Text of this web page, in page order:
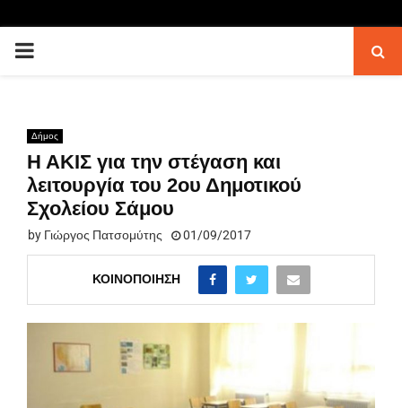
PRIMARY
Δήμος
Η ΑΚΙΣ για την στέγαση και
λειτουργία του 2ου Δημοτικού
Σχολείου Σάμου
by Γιώργος Πατσομύτης 01/09/2017
ΚΟΙΝΟΠΟΊΗΣΗ